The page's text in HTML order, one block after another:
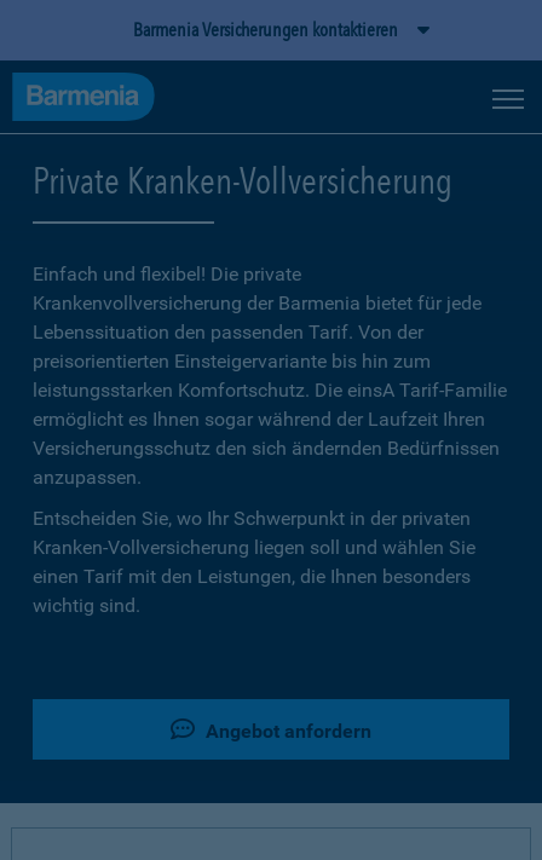
Barmenia Versicherungen kontaktieren
Private Kranken-Vollversicherung
Einfach und flexibel! Die private
Krankenvollversicherung der Barmenia bietet für jede
Lebenssituation den passenden Tarif. Von der
preisorientierten Einsteigervariante bis hin zum
leistungsstarken Komfortschutz. Die einsA Tarif-Familie
ermöglicht es Ihnen sogar während der Laufzeit Ihren
Versicherungsschutz den sich ändernden Bedürfnissen
anzupassen.
Entscheiden Sie, wo Ihr Schwerpunkt in der privaten
Kranken-Vollversicherung liegen soll und wählen Sie
einen Tarif mit den Leistungen, die Ihnen besonders
wichtig sind.
Angebot anfordern